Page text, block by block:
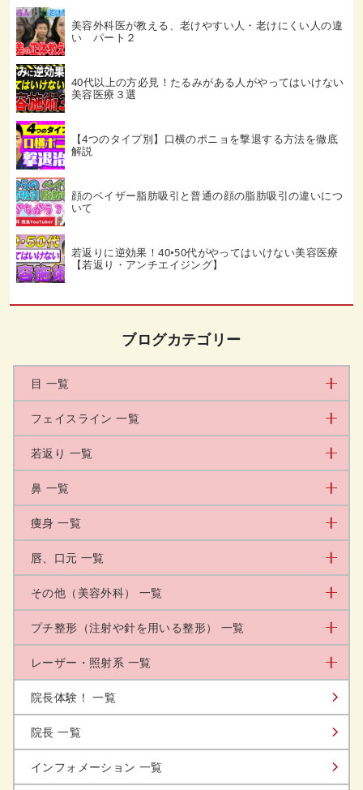
美容外科医が教える、老けやすい人・老けにくい人の違
い パート２
40代以上の方必見！たるみがある人がやってはいけない
美容医療３選
【4つのタイプ別】口横のポニョを撃退する方法を徹底
解説
顔のベイザー脂肪吸引と普通の顔の脂肪吸引の違いにつ
いて
若返りに逆効果！40•50代がやってはいけない美容医療
【若返り・アンチエイジング】
ブログカテゴリー
目 一覧
フェイスライン 一覧
若返り 一覧
鼻 一覧
痩身 一覧
唇、口元 一覧
その他（美容外科） 一覧
プチ整形（注射や針を用いる整形） 一覧
レーザー・照射系 一覧
院長体験！ 一覧
院長 一覧
インフォメーション 一覧